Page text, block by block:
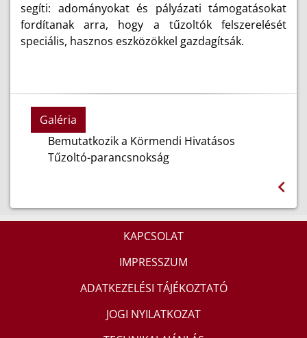
segíti: adományokat és pályázati támogatásokat
fordítanak arra, hogy a tűzoltók felszerelését
speciális, hasznos eszközökkel gazdagítsák.
Galéria
Bemutatkozik a Körmendi Hivatásos
Tűzoltó-parancsnokság
KAPCSOLAT
IMPRESSZUM
ADATKEZELÉSI TÁJÉKOZTATÓ
JOGI NYILATKOZAT